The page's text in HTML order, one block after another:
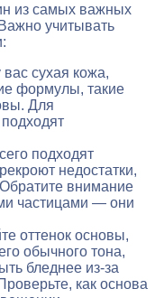
из самых важных
учитывать
вас сухая кожа,
формулы, такие
Для
подходят
недостатки,
внимание
частицами — они
оттенок основы,
обычного тона,
бледнее из-за
как основа